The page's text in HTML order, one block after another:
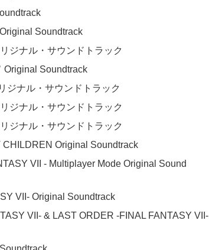
Soundtrack
ジナル・サウンドトラック
Original Soundtrack
ジナル・サウンドトラック
ジナル・サウンドトラック
ジナル・サウンドトラック
Original Soundtrack
VII - Multiplayer Mode Original Sound
VII- Original Soundtrack
VII- & LAST ORDER -FINAL FANTASY VII-